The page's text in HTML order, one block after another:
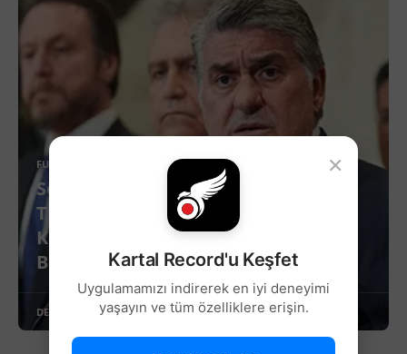
FUTBOL
Serdal Adalı Divan Konuşmasını
Tamamladı: “Beşiktaş’ın Borcunu da
Kaderini de Yine Beşiktaşlılar
Belirleyecek”
DEVAMINI OKU
×
Kartal Record'u Keşfet
Uygulamamızı indirerek en iyi deneyimi
yaşayın ve tüm özelliklere erişin.